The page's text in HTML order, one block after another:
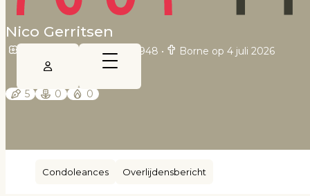
Nico Gerritsen
Borne op 8 september 1948 • Borne op 4 juli 2026
5 0 0
Condoleances Overlijdensbericht